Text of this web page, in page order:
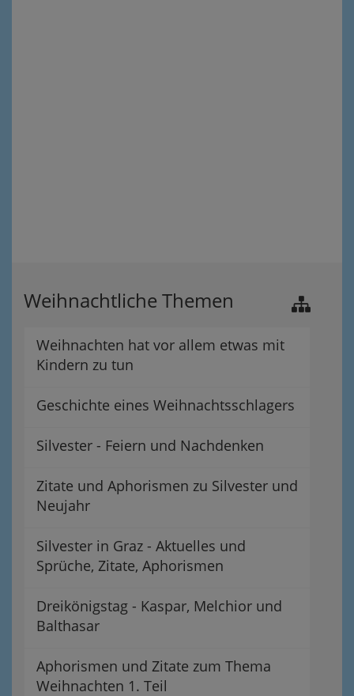
Weihnachtliche Themen
Weihnachten hat vor allem etwas mit
Kindern zu tun
Geschichte eines Weihnachtsschlagers
Silvester - Feiern und Nachdenken
Zitate und Aphorismen zu Silvester und
Neujahr
Silvester in Graz - Aktuelles und
Sprüche, Zitate, Aphorismen
Dreikönigstag - Kaspar, Melchior und
Balthasar
Aphorismen und Zitate zum Thema
Weihnachten 1. Teil